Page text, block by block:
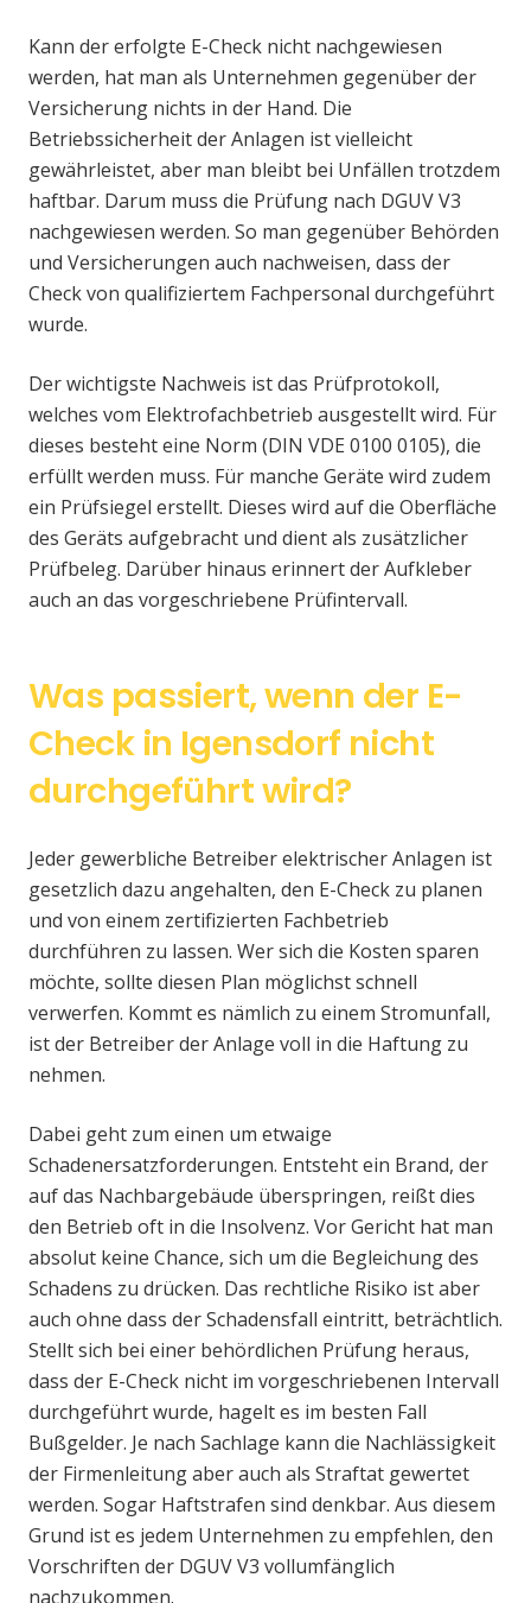
Kann der erfolgte E-Check nicht nachgewiesen
werden, hat man als Unternehmen gegenüber der
Versicherung nichts in der Hand. Die
Betriebssicherheit der Anlagen ist vielleicht
gewährleistet, aber man bleibt bei Unfällen trotzdem
haftbar. Darum muss die Prüfung nach DGUV V3
nachgewiesen werden. So man gegenüber Behörden
und Versicherungen auch nachweisen, dass der
Check von qualifiziertem Fachpersonal durchgeführt
wurde.
Der wichtigste Nachweis ist das Prüfprotokoll,
welches vom Elektrofachbetrieb ausgestellt wird. Für
dieses besteht eine Norm (DIN VDE 0100 0105), die
erfüllt werden muss. Für manche Geräte wird zudem
ein Prüfsiegel erstellt. Dieses wird auf die Oberfläche
des Geräts aufgebracht und dient als zusätzlicher
Prüfbeleg. Darüber hinaus erinnert der Aufkleber
auch an das vorgeschriebene Prüfintervall.
Was passiert, wenn der E-
Check in Igensdorf nicht
durchgeführt wird?
Jeder gewerbliche Betreiber elektrischer Anlagen ist
gesetzlich dazu angehalten, den E-Check zu planen
und von einem zertifizierten Fachbetrieb
durchführen zu lassen. Wer sich die Kosten sparen
möchte, sollte diesen Plan möglichst schnell
verwerfen. Kommt es nämlich zu einem Stromunfall,
ist der Betreiber der Anlage voll in die Haftung zu
nehmen.
Dabei geht zum einen um etwaige
Schadenersatzforderungen. Entsteht ein Brand, der
auf das Nachbargebäude überspringen, reißt dies
den Betrieb oft in die Insolvenz. Vor Gericht hat man
absolut keine Chance, sich um die Begleichung des
Schadens zu drücken. Das rechtliche Risiko ist aber
auch ohne dass der Schadensfall eintritt, beträchtlich.
Stellt sich bei einer behördlichen Prüfung heraus,
dass der E-Check nicht im vorgeschriebenen Intervall
durchgeführt wurde, hagelt es im besten Fall
Bußgelder. Je nach Sachlage kann die Nachlässigkeit
der Firmenleitung aber auch als Straftat gewertet
werden. Sogar Haftstrafen sind denkbar. Aus diesem
Grund ist es jedem Unternehmen zu empfehlen, den
Vorschriften der DGUV V3 vollumfänglich
nachzukommen.